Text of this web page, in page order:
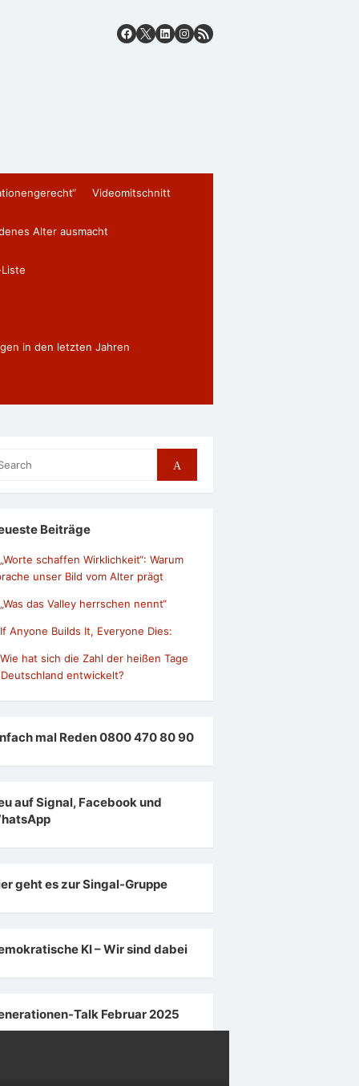
Videomitschnitt
Alter ausmacht
in den letzten Jahren
Search
Beiträge
„Worte schaffen Wirklichkeit“: Warum
unser Bild vom Alter prägt
„Was das Valley herrschen nennt“
If Anyone Builds It, Everyone Dies:
Wie hat sich die Zahl der heißen Tage
entwickelt?
mal Reden 0800 470 80 90
auf Signal, Facebook und
geht es zur Singal-Gruppe
KI – Wir sind dabei
Talk Februar 2025